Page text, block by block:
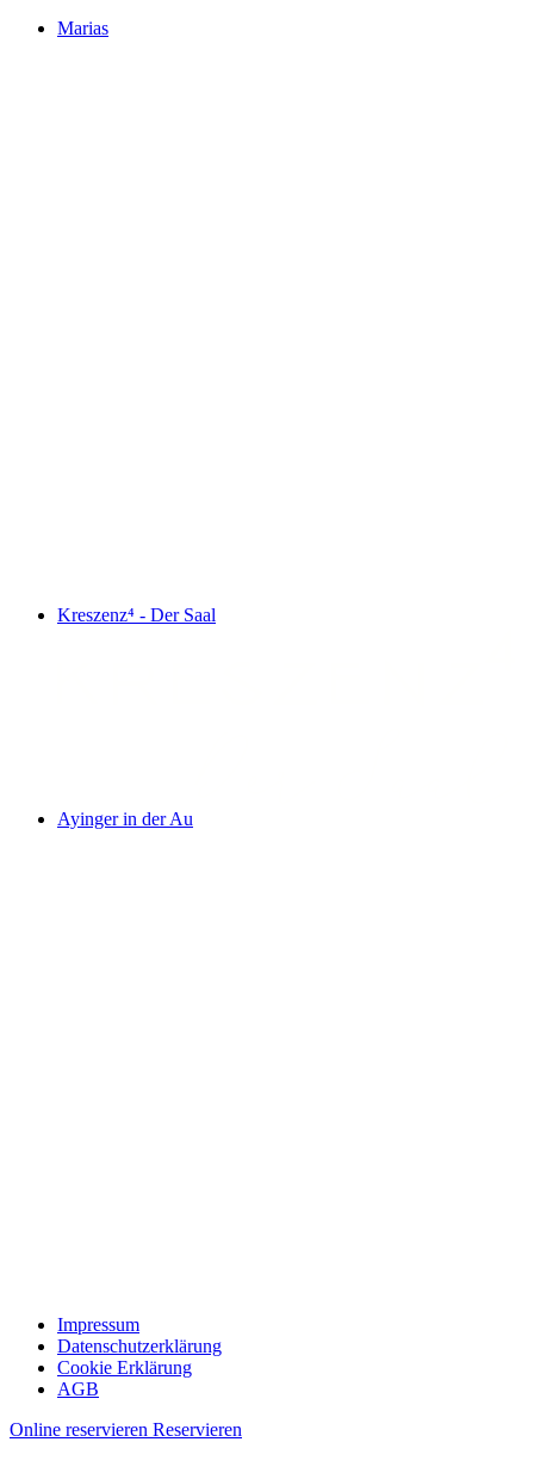
Marias
Kreszenz⁴ - Der Saal
Ayinger in der Au
Impressum
Datenschutzerklärung
Cookie Erklärung
AGB
Online reservieren Reservieren